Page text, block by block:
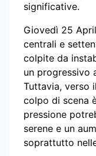
significative.
Giovedì 25
centrali e
colpite da
un progressivo
Tuttavia, verso
colpo di scena
pressione
serene e un
soprattutto